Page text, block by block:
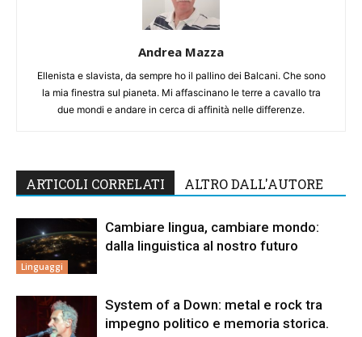
Andrea Mazza
Ellenista e slavista, da sempre ho il pallino dei Balcani. Che sono
la mia finestra sul pianeta. Mi affascinano le terre a cavallo tra
due mondi e andare in cerca di affinità nelle differenze.
ARTICOLI CORRELATI ALTRO DALL'AUTORE
Linguaggi
Cambiare lingua, cambiare mondo:
dalla linguistica al nostro futuro
System of a Down: metal e rock tra
impegno politico e memoria storica.